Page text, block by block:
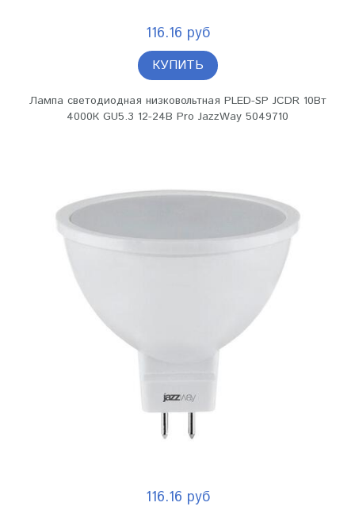
116.16 руб
КУПИТЬ
Лампа светодиодная низковольтная PLED-SP JCDR 10Вт
4000К GU5.3 12-24В Pro JazzWay 5049710
116.16 руб